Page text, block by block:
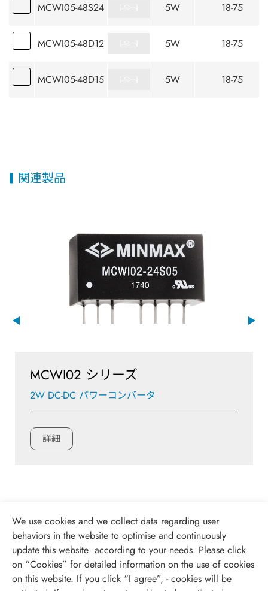
MCWI05-48S24 5W 18-75
MCWI05-48D12 5W 18-75
MCWI05-48D15 5W 18-75
関連製品
MCWI02 シリーズ
2W DC-DC パワーコンバータ
詳細
We use cookies and we collect data regarding user
behaviors in the website to optimise and continuously
update this website according to your needs. Please click
on “Cookies” for detailed information on the use of cookies
on this website. If you click “I agree”, - cookies will be